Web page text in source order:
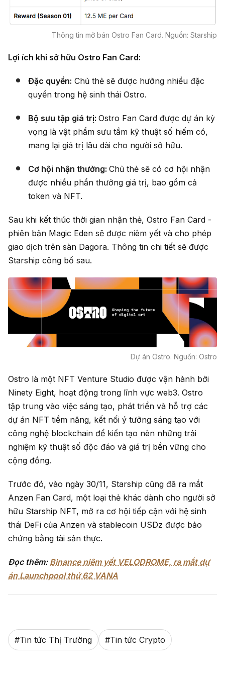
Thông tin mở bán Ostro Fan Card. Nguồn: Starship
Lợi ích khi sở hữu Ostro Fan Card:
Đặc quyền: Chủ thẻ sẽ được hưởng nhiều đặc
quyền trong hệ sinh thái Ostro.
Bộ sưu tập giá trị: Ostro Fan Card được dự án kỳ
vọng là vật phẩm sưu tầm kỹ thuật số hiếm có,
mang lại giá trị lâu dài cho người sở hữu.
Cơ hội nhận thưởng: Chủ thẻ sẽ có cơ hội nhận
được nhiều phần thưởng giá trị, bao gồm cả
token và NFT.
Sau khi kết thúc thời gian nhận thẻ, Ostro Fan Card -
phiên bản Magic Eden sẽ được niêm yết và cho phép
giao dịch trên sàn Dagora. Thông tin chi tiết sẽ được
Starship công bố sau.
Dự án Ostro. Nguồn: Ostro
Ostro là một NFT Venture Studio được vận hành bởi
Ninety Eight, hoạt động trong lĩnh vực web3. Ostro
tập trung vào việc sáng tạo, phát triển và hỗ trợ các
dự án NFT tiềm năng, kết nối ý tưởng sáng tạo với
công nghệ blockchain để kiến tạo nên những trải
nghiệm kỹ thuật số độc đáo và giá trị bền vững cho
cộng đồng.
Trước đó, vào ngày 30/11, Starship cũng đã ra mắt
Anzen Fan Card, một loại thẻ khác dành cho người sở
hữu Starship NFT, mở ra cơ hội tiếp cận với hệ sinh
thái DeFi của Anzen và stablecoin USDz được bảo
chứng bằng tài sản thực.
Đọc thêm: Binance niêm yết VELODROME, ra mắt dự
án Launchpool thứ 62 VANA
#Tin tức Thị Trường #Tin tức Crypto